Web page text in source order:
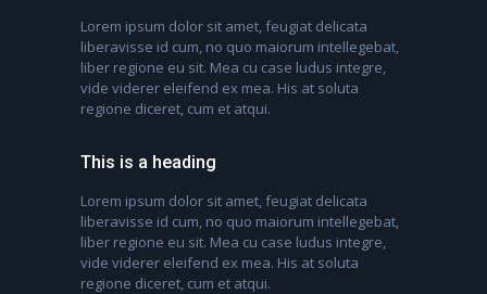
Lorem ipsum dolor sit amet, feugiat delicata
liberavisse id cum, no quo maiorum intellegebat,
liber regione eu sit. Mea cu case ludus integre,
vide viderer eleifend ex mea. His at soluta
regione diceret, cum et atqui.
This is a heading
Lorem ipsum dolor sit amet, feugiat delicata
liberavisse id cum, no quo maiorum intellegebat,
liber regione eu sit. Mea cu case ludus integre,
vide viderer eleifend ex mea. His at soluta
regione diceret, cum et atqui.